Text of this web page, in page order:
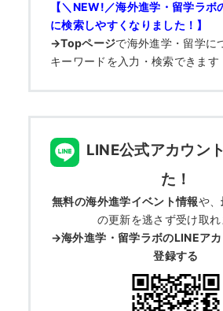
何から始める
ブログ
EVENTS
【＼NEW!／海外進学・留学ラボ
に検索しやすくなりました！】
→Topページで海外進学・留学に
キーワードを入力・検索できます
LINE公式アカウン
た！
無料の海外進学イベント情報や、
の更新を逃さず受け取れ
→海外進学・留学ラボのLINEア
登録する